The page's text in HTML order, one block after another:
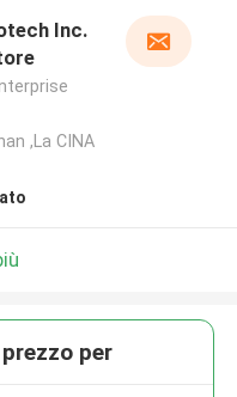
Inc.
,La CINA
per